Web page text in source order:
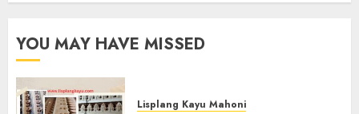
YOU MAY HAVE MISSED
Lisplang Kayu Mahoni